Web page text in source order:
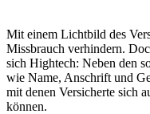
Mit einem Lichtbild des
Missbrauch verhindern.
sich Hightech: Neben den
wie Name, Anschrift und
mit denen Versicherte sich
können.